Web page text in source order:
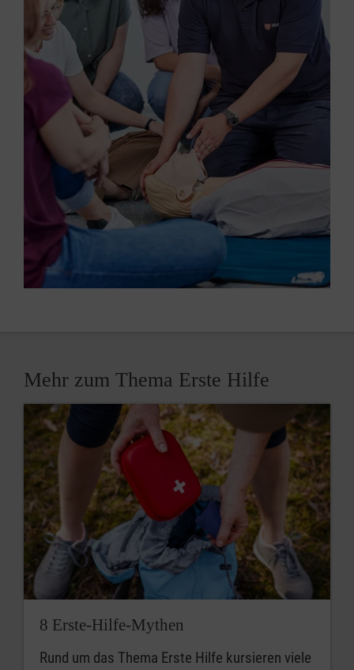
Mehr zum Thema Erste Hilfe
8 Erste-Hilfe-Mythen
Rund um das Thema Erste Hilfe kursieren viele